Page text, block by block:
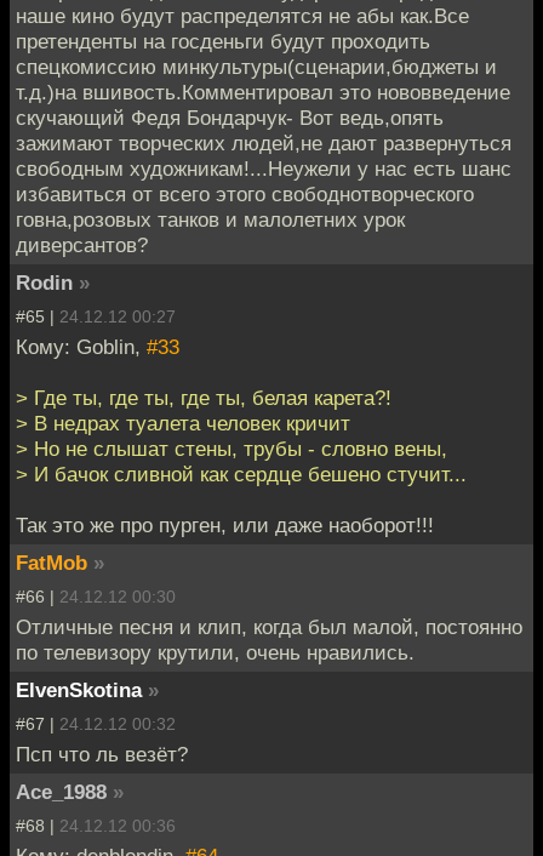
наше кино будут распределятся не абы как.Все
претенденты на госденьги будут проходить
спецкомиссию минкультуры(сценарии,бюджеты и
т.д.)на вшивость.Комментировал это нововведение
скучающий Федя Бондарчук- Вот ведь,опять
зажимают творческих людей,не дают развернуться
свободным художникам!...Неужели у нас есть шанс
избавиться от всего этого свободнотворческого
говна,розовых танков и малолетних урок
диверсантов?
Rodin »
#65 | 24.12.12 00:27
Кому: Goblin, #33
> Где ты, где ты, где ты, белая карета?!
> В недрах туалета человек кричит
> Но не слышат стены, трубы - словно вены,
> И бачок сливной как сердце бешено стучит...
Так это же про пурген, или даже наоборот!!!
FatMob »
#66 | 24.12.12 00:30
Отличные песня и клип, когда был малой, постоянно
по телевизору крутили, очень нравились.
ElvenSkotina »
#67 | 24.12.12 00:32
Псп что ль везёт?
Ace_1988 »
#68 | 24.12.12 00:36